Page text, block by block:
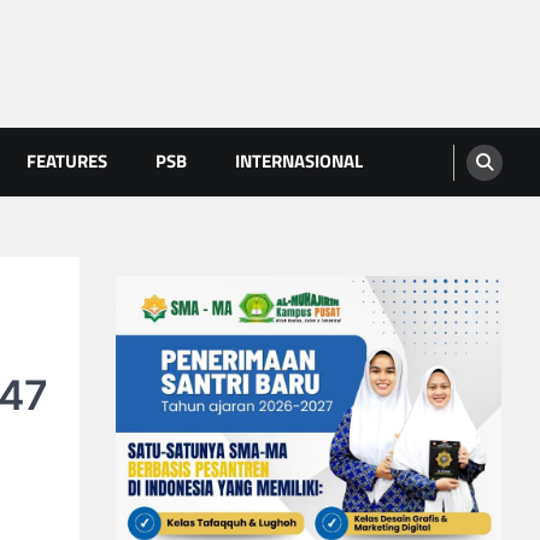
FEATURES PSB INTERNASIONAL